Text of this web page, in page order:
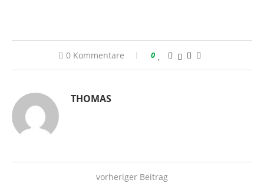
0 Kommentare 0
THOMAS
vorheriger Beitrag